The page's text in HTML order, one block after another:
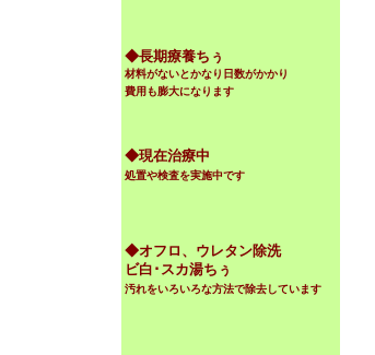
◆長期療養ちぅ
材料がないとかなり日数がかかり
費用も膨大になります
◆現在治療中
処置や検査を実施中です
◆オフロ、ウレタン除洗
ビ白･スカ湯ちぅ
汚れをいろいろな方法で除去しています